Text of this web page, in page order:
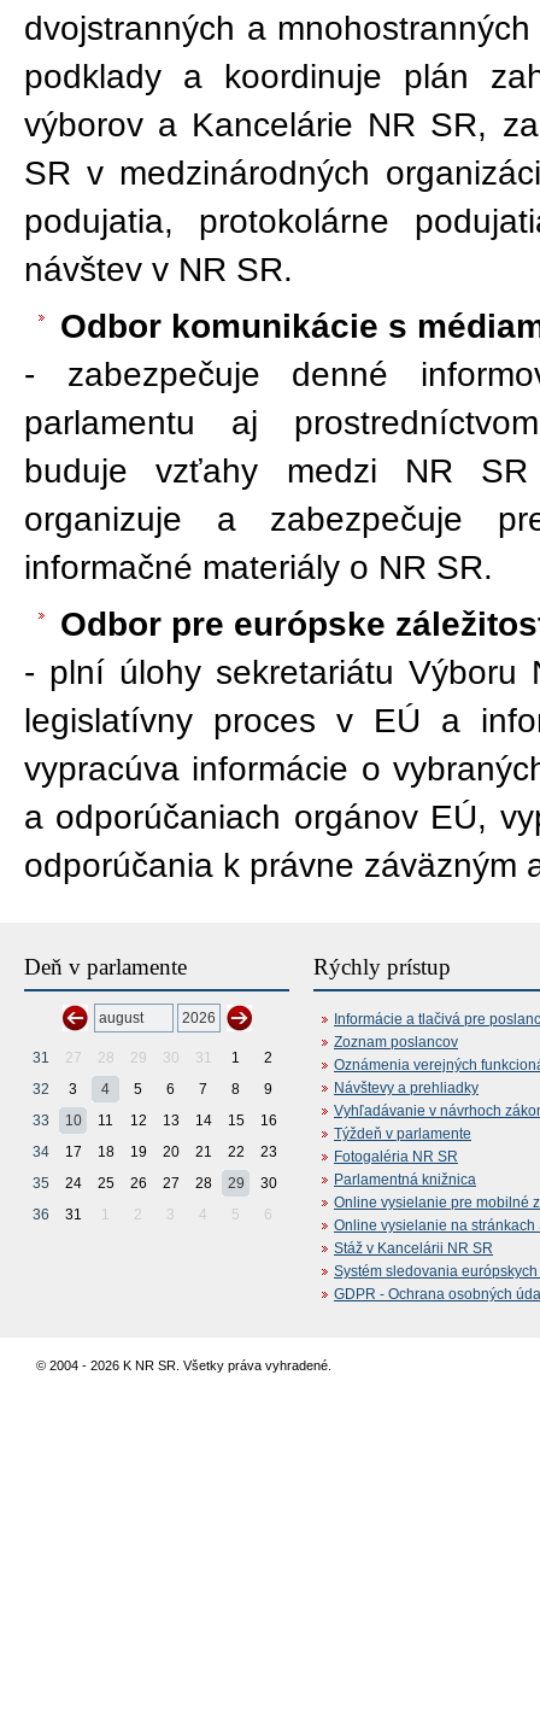
dvojstranných a
podklady a koordinuje plán
výborov a Kancelárie NR SR,
SR v medzinárodných
podujatia, protokolárne
návštev v NR SR.
Odbor komunikácie s
- zabezpečuje denné
parlamentu aj
buduje vzťahy medzi NR SR
organizuje a zabezpečuje
informačné materiály o NR SR.
Odbor pre európske
- plní úlohy sekretariátu Výboru
legislatívny proces v EÚ a
vypracúva informácie o
a odporúčaniach orgánov EÚ,
odporúčania k právne záväzným
Deň v parlamente
31 27 28 29 30 31 1
2
32
3 4 5 6 7 8
9
33
10 11 12 13 14 15
16
34
17 18 19 20 21 22
23
35
24 25 26 27 28 29
30
36
31 1 2 3 4 5 6
Rýchly prístup
Informácie a tlačivá pre
Zoznam poslancov
Oznámenia verejných
Návštevy a prehliadky
Vyhľadávanie v návrhoch
Týždeň v parlamente
Fotogaléria NR SR
Parlamentná knižnica
Online vysielanie pre mobilné
Online vysielanie na stránkach
Stáž v Kancelárii NR SR
Systém sledovania
GDPR - Ochrana osobných
© 2004 - 2026 K NR SR. Všetky práva vyhradené.